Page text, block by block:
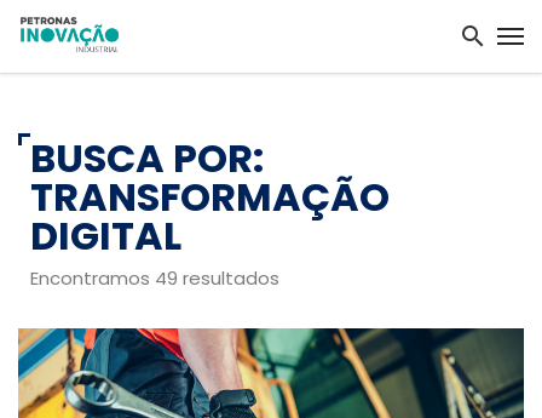
BUSCA POR:
TRANSFORMAÇÃO
DIGITAL
Encontramos 49 resultados